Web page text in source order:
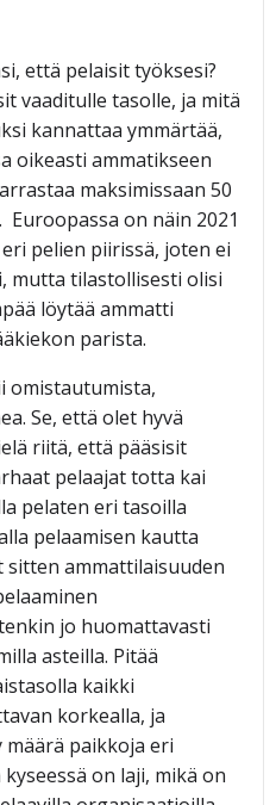
että pelaisit työksesi?
vaaditulle tasolle, ja mitä
kannattaa ymmärtää,
oikeasti ammatikseen
maksimissaan 50
Euroopassa on näin 2021
pelien piirissä, joten ei
mutta tilastollisesti olisi
löytää ammatti
parista.
omistautumista,
Se, että olet hyvä
riitä, että pääsisit
pelaajat totta kai
pelaten eri tasoilla
pelaamisen kautta
ammattilaisuuden
jo huomattavasti
asteilla. Pitää
kaikki
korkealla, ja
paikkoja eri
on laji, mikä on